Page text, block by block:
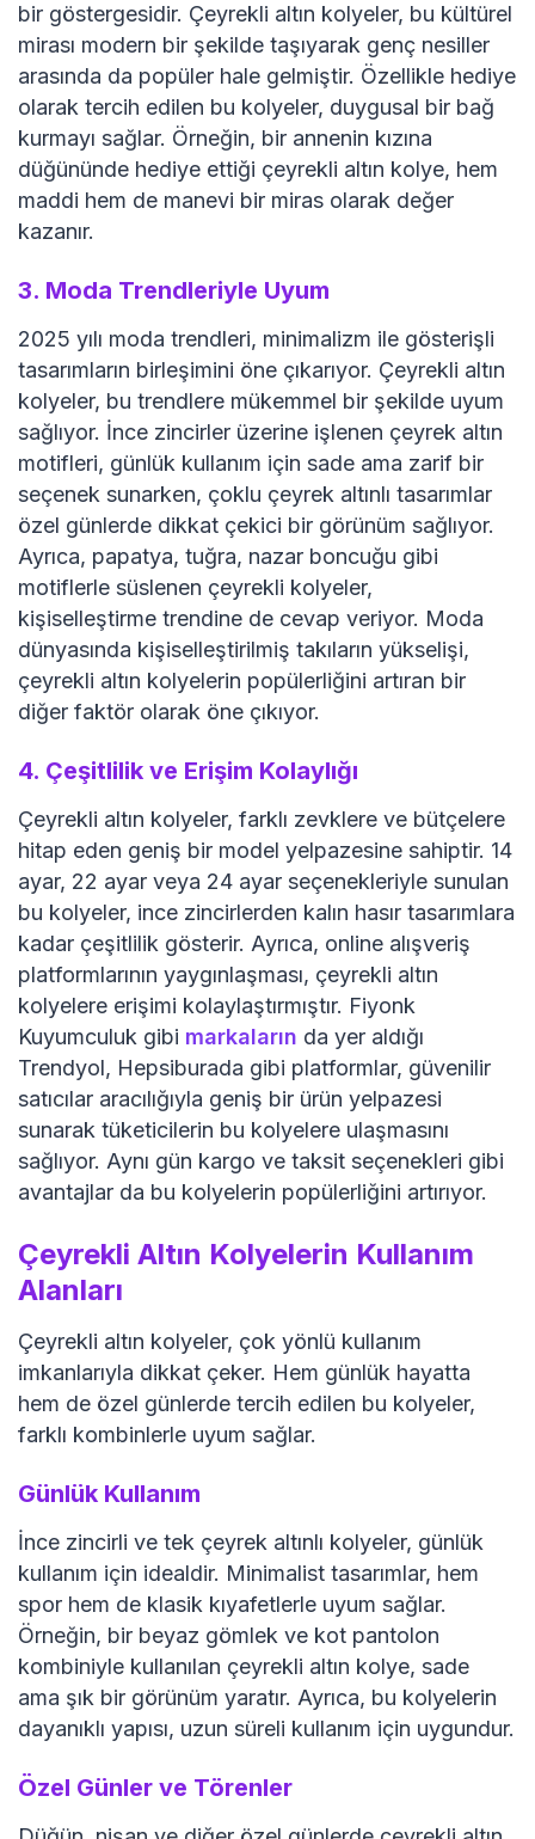
bir göstergesidir. Çeyrekli altın kolyeler, bu kültürel
mirası modern bir şekilde taşıyarak genç nesiller
arasında da popüler hale gelmiştir. Özellikle hediye
olarak tercih edilen bu kolyeler, duygusal bir bağ
kurmayı sağlar. Örneğin, bir annenin kızına
düğününde hediye ettiği çeyrekli altın kolye, hem
maddi hem de manevi bir miras olarak değer
kazanır.
3. Moda Trendleriyle Uyum
2025 yılı moda trendleri, minimalizm ile gösterişli
tasarımların birleşimini öne çıkarıyor. Çeyrekli altın
kolyeler, bu trendlere mükemmel bir şekilde uyum
sağlıyor. İnce zincirler üzerine işlenen çeyrek altın
motifleri, günlük kullanım için sade ama zarif bir
seçenek sunarken, çoklu çeyrek altınlı tasarımlar
özel günlerde dikkat çekici bir görünüm sağlıyor.
Ayrıca, papatya, tuğra, nazar boncuğu gibi
motiflerle süslenen çeyrekli kolyeler,
kişiselleştirme trendine de cevap veriyor. Moda
dünyasında kişiselleştirilmiş takıların yükselişi,
çeyrekli altın kolyelerin popülerliğini artıran bir
diğer faktör olarak öne çıkıyor.
4. Çeşitlilik ve Erişim Kolaylığı
Çeyrekli altın kolyeler, farklı zevklere ve bütçelere
hitap eden geniş bir model yelpazesine sahiptir. 14
ayar, 22 ayar veya 24 ayar seçenekleriyle sunulan
bu kolyeler, ince zincirlerden kalın hasır tasarımlara
kadar çeşitlilik gösterir. Ayrıca, online alışveriş
platformlarının yaygınlaşması, çeyrekli altın
kolyelere erişimi kolaylaştırmıştır. Fiyonk
Kuyumculuk gibi markaların da yer aldığı
Trendyol, Hepsiburada gibi platformlar, güvenilir
satıcılar aracılığıyla geniş bir ürün yelpazesi
sunarak tüketicilerin bu kolyelere ulaşmasını
sağlıyor. Aynı gün kargo ve taksit seçenekleri gibi
avantajlar da bu kolyelerin popülerliğini artırıyor.
Çeyrekli Altın Kolyelerin Kullanım
Alanları
Çeyrekli altın kolyeler, çok yönlü kullanım
imkanlarıyla dikkat çeker. Hem günlük hayatta
hem de özel günlerde tercih edilen bu kolyeler,
farklı kombinlerle uyum sağlar.
Günlük Kullanım
İnce zincirli ve tek çeyrek altınlı kolyeler, günlük
kullanım için idealdir. Minimalist tasarımlar, hem
spor hem de klasik kıyafetlerle uyum sağlar.
Örneğin, bir beyaz gömlek ve kot pantolon
kombiniyle kullanılan çeyrekli altın kolye, sade
ama şık bir görünüm yaratır. Ayrıca, bu kolyelerin
dayanıklı yapısı, uzun süreli kullanım için uygundur.
Özel Günler ve Törenler